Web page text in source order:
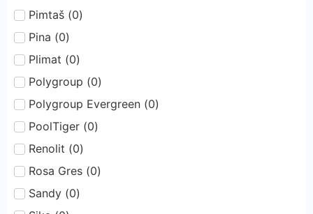
Pimtaš (0)
Pina (0)
Plimat (0)
Polygroup (0)
Polygroup Evergreen (0)
PoolTiger (0)
Renolit (0)
Rosa Gres (0)
Sandy (0)